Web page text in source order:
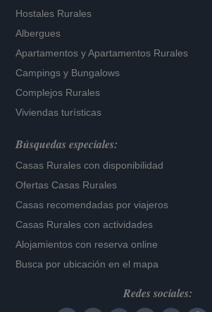
Hostales Rurales
Albergues
Apartamentos yApartamentos Rurales
Campings y Bungalows
Complejos Rurales
Viviendas turísticas
Búsquedas especiales:
Casas Rurales con disponibilidad
Ofertas Casas Rurales
Casas recomendadas por viajeros
Casas Rurales con actividades
Alojamientos con reserva online
Busca por ubicación en el mapa
Redes sociales: